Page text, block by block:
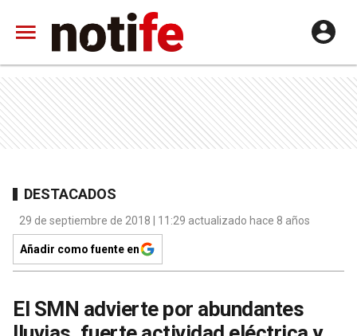
DESTACADOS
29 de septiembre de 2018 | 11:29 actualizado hace 8 años
Añadir como fuente en
El SMN advierte por abundantes